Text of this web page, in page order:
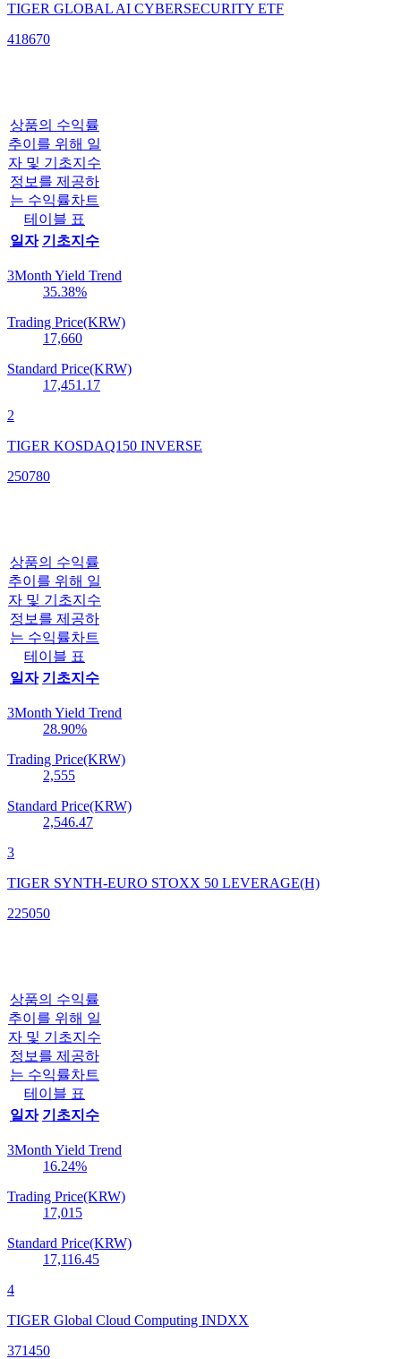
TIGER GLOBAL AI CYBERSECURITY ETF
418670
상품의 수익률
추이를 위해 일
자 및 기초지수
정보를 제공하
는 수익률차트
테이블 표
일자 기초지수
3Month Yield Trend
35.38%
Trading Price(KRW)
17,660
Standard Price(KRW)
17,451.17
2
TIGER KOSDAQ150 INVERSE
250780
상품의 수익률
추이를 위해 일
자 및 기초지수
정보를 제공하
는 수익률차트
테이블 표
일자 기초지수
3Month Yield Trend
28.90%
Trading Price(KRW)
2,555
Standard Price(KRW)
2,546.47
3
TIGER SYNTH-EURO STOXX 50 LEVERAGE(H)
225050
상품의 수익률
추이를 위해 일
자 및 기초지수
정보를 제공하
는 수익률차트
테이블 표
일자 기초지수
3Month Yield Trend
16.24%
Trading Price(KRW)
17,015
Standard Price(KRW)
17,116.45
4
TIGER Global Cloud Computing INDXX
371450